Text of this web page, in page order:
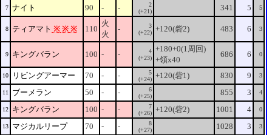
7 ナイト 90 - -
2
(+21)
341 5 5
8 ティアマト ※ ※ ※ 110
火
火
-
3
(+22) +120(砦2) 483 6 3
9 キングバラン 100 - -
4
(+23)
+180+0(1周回)
+領x40
686 6 0
10 リビングアーマー 70 - -
5
(+24) +120(砦1) 830 9 3
11 ブーメラン 50 - -
6
(+25)
855 3 4
12 キングバラン 100 - -
7
(+26) +120(砦2) 1001 4 0
13 マジカルリープ 70 - -
8
(+27)
1028 3 3